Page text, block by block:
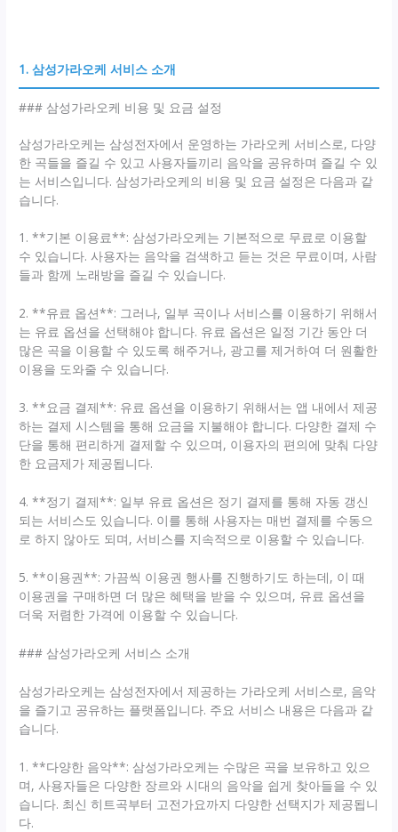
1. 삼성가라오케 서비스 소개
### 삼성가라오케 비용 및 요금 설정
삼성가라오케는 삼성전자에서 운영하는 가라오케 서비스로, 다양
한 곡들을 즐길 수 있고 사용자들끼리 음악을 공유하며 즐길 수 있
는 서비스입니다. 삼성가라오케의 비용 및 요금 설정은 다음과 같
습니다.
1. **기본 이용료**: 삼성가라오케는 기본적으로 무료로 이용할
수 있습니다. 사용자는 음악을 검색하고 듣는 것은 무료이며, 사람
들과 함께 노래방을 즐길 수 있습니다.
2. **유료 옵션**: 그러나, 일부 곡이나 서비스를 이용하기 위해서
는 유료 옵션을 선택해야 합니다. 유료 옵션은 일정 기간 동안 더
많은 곡을 이용할 수 있도록 해주거나, 광고를 제거하여 더 원활한
이용을 도와줄 수 있습니다.
3. **요금 결제**: 유료 옵션을 이용하기 위해서는 앱 내에서 제공
하는 결제 시스템을 통해 요금을 지불해야 합니다. 다양한 결제 수
단을 통해 편리하게 결제할 수 있으며, 이용자의 편의에 맞춰 다양
한 요금제가 제공됩니다.
4. **정기 결제**: 일부 유료 옵션은 정기 결제를 통해 자동 갱신
되는 서비스도 있습니다. 이를 통해 사용자는 매번 결제를 수동으
로 하지 않아도 되며, 서비스를 지속적으로 이용할 수 있습니다.
5. **이용권**: 가끔씩 이용권 행사를 진행하기도 하는데, 이 때
이용권을 구매하면 더 많은 혜택을 받을 수 있으며, 유료 옵션을
더욱 저렴한 가격에 이용할 수 있습니다.
### 삼성가라오케 서비스 소개
삼성가라오케는 삼성전자에서 제공하는 가라오케 서비스로, 음악
을 즐기고 공유하는 플랫폼입니다. 주요 서비스 내용은 다음과 같
습니다.
1. **다양한 음악**: 삼성가라오케는 수많은 곡을 보유하고 있으
며, 사용자들은 다양한 장르와 시대의 음악을 쉽게 찾아들을 수 있
습니다. 최신 히트곡부터 고전가요까지 다양한 선택지가 제공됩니
다.